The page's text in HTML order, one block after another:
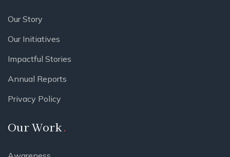
Our Story
Our Initiatives
Impactful Stories
Annual Reports
Privacy Policy
Our Work